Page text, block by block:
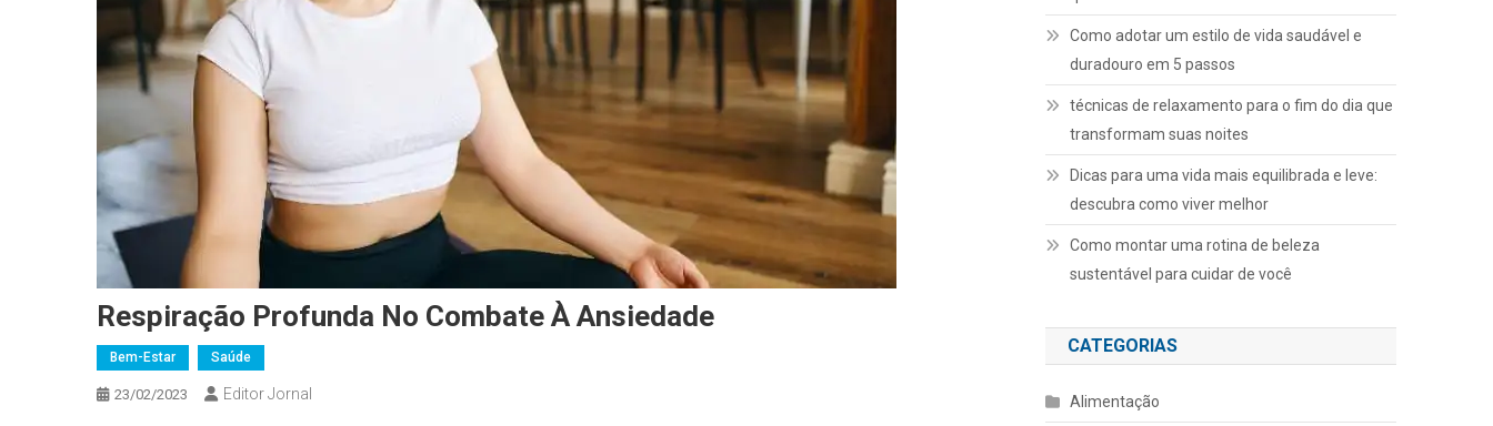
Respiração Profunda No Combate À Ansiedade
Bem-Estar Saúde
23/02/2023 Editor Jornal
Como adotar um estilo de vida saudável e
duradouro em 5 passos
técnicas de relaxamento para o fim do dia que
transformam suas noites
Dicas para uma vida mais equilibrada e leve:
descubra como viver melhor
Como montar uma rotina de beleza
sustentável para cuidar de você
CATEGORIAS
Alimentação